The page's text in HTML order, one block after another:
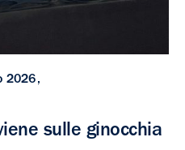
2026
sulle ginocchia